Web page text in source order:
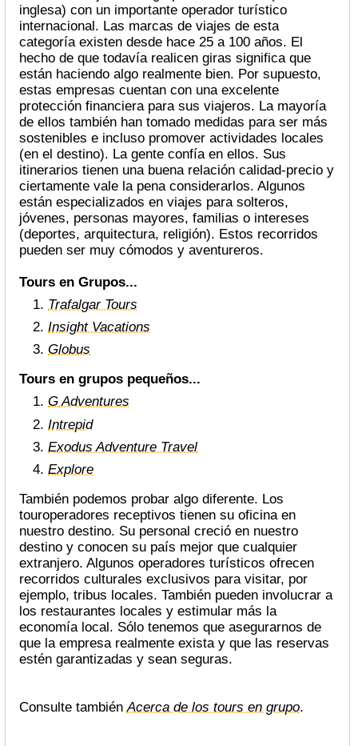
inglesa) con un importante operador turístico
internacional. Las marcas de viajes de esta
categoría existen desde hace 25 a 100 años. El
hecho de que todavía realicen giras significa que
están haciendo algo realmente bien. Por supuesto,
estas empresas cuentan con una excelente
protección financiera para sus viajeros. La mayoría
de ellos también han tomado medidas para ser más
sostenibles e incluso promover actividades locales
(en el destino). La gente confía en ellos. Sus
itinerarios tienen una buena relación calidad-precio y
ciertamente vale la pena considerarlos. Algunos
están especializados en viajes para solteros,
jóvenes, personas mayores, familias o intereses
(deportes, arquitectura, religión). Estos recorridos
pueden ser muy cómodos y aventureros.
Tours en Grupos...
Trafalgar Tours
Insight Vacations
Globus
Tours en grupos pequeños...
G Adventures
Intrepid
Exodus Adventure Travel
Explore
También podemos probar algo diferente. Los
touroperadores receptivos tienen su oficina en
nuestro destino. Su personal creció en nuestro
destino y conocen su país mejor que cualquier
extranjero. Algunos operadores turísticos ofrecen
recorridos culturales exclusivos para visitar, por
ejemplo, tribus locales. También pueden involucrar a
los restaurantes locales y estimular más la
economía local. Sólo tenemos que asegurarnos de
que la empresa realmente exista y que las reservas
estén garantizadas y sean seguras.
Consulte tambiénAcerca de los tours en grupo.